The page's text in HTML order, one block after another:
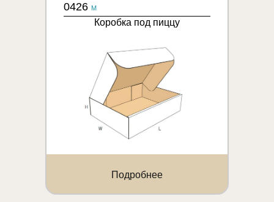
0426 M
Коробка под пиццу
Подробнее